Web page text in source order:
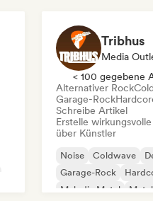
Tribhus
Media
< 100 gegebene
Alternativer Rock
Garage-Rock
Schreibe Artikel
Erstelle
über Künstler
Noise Coldwave
Garage-Rock
Melodic Metal